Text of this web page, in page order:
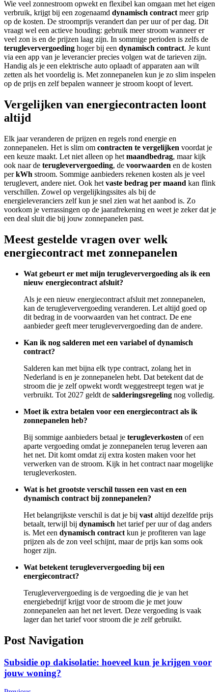
Wie veel zonnestroom opwekt en flexibel kan omgaan met het eigen
verbruik, krijgt bij een zogenaamd dynamisch contract meer grip
op de kosten. De stroomprijs verandert dan per uur of per dag. Dit
vraagt wel een actieve houding: gebruik meer stroom wanneer er
veel zon is en de prijzen laag zijn. In sommige perioden is zelfs de
terugleververgoeding hoger bij een dynamisch contract. Je kunt
via een app van je leverancier precies volgen wat de tarieven zijn.
Handig als je een elektrische auto oplaadt of apparaten aan wilt
zetten als het voordelig is. Met zonnepanelen kun je zo slim inspelen
op de prijs en zelf bepalen wanneer je stroom koopt of levert.
Vergelijken van energiecontracten loont
altijd
Elk jaar veranderen de prijzen en regels rond energie en
zonnepanelen. Het is slim om contracten te vergelijken voordat je
een keuze maakt. Let niet alleen op het maandbedrag, maar kijk
ook naar de terugleververgoeding, de voorwaarden en de kosten
perkWh stroom. Sommige aanbieders rekenen kosten als je veel
teruglevert, andere niet. Ook het vaste bedrag per maand kan flink
verschillen. Zowel op vergelijkingssites als bij de
energieleveranciers zelf kun je snel zien wat het aanbod is. Zo
voorkom je verrassingen op de jaarafrekening en weet je zeker dat je
een deal sluit die bij jouw zonnepanelen past.
Meest gestelde vragen over welk
energiecontract met zonnepanelen
Wat gebeurt er met mijn terugleververgoeding als ik een
nieuw energiecontract afsluit?
Als je een nieuw energiecontract afsluit met zonnepanelen,
kan de terugleververgoeding veranderen. Let altijd goed op
dit bedrag in de voorwaarden van het contract. De ene
aanbieder geeft meer terugleververgoeding dan de andere.
Kan ik nog salderen met een variabel of dynamisch
contract?
Salderen kan met bijna elk type contract, zolang het in
Nederland is en je zonnepanelen hebt. Dat betekent dat de
stroom die je zelf opwekt wordt weggestreept tegen wat je
verbruikt. Tot 2027 geldt de salderingsregeling nog volledig.
Moet ik extra betalen voor een energiecontract als ik
zonnepanelen heb?
Bij sommige aanbieders betaal je terugleverkosten of een
aparte vergoeding omdat je zonnepanelen terug leveren aan
het net. Dit komt omdat zij extra kosten maken voor het
verwerken van de stroom. Kijk in het contract naar mogelijke
terugleverkosten.
Wat is het grootste verschil tussen een vast en een
dynamisch contract bij zonnepanelen?
Het belangrijkste verschil is dat je bij vast altijd dezelfde prijs
betaalt, terwijl bij dynamisch het tarief per uur of dag anders
is. Met een dynamisch contract kun je profiteren van lage
prijzen als de zon veel schijnt, maar de prijs kan soms ook
hoger zijn.
Wat betekent terugleververgoeding bij een
energiecontract?
Terugleververgoeding is de vergoeding die je van het
energiebedrijf krijgt voor de stroom die je met jouw
zonnepanelen aan het net levert. Deze vergoeding is vaak
lager dan het tarief voor stroom die je zelf gebruikt.
Post Navigation
Subsidie op dakisolatie: hoeveel kun je krijgen voor
jouw woning?